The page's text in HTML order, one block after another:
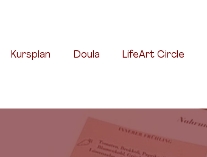
Kursplan Doula LifeArt Circle